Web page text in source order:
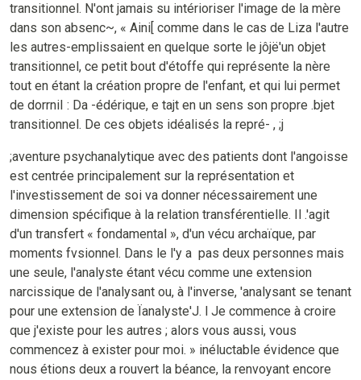
transitionnel. N'ont jamais su intérioriser l'image de la mère
dans son absenc~, « Aini[ comme dans le cas de Liza l'autre
les autres-emplissaient en quelque sorte le jôjë'un objet
transitionnel, ce petit bout d'étoffe qui représente la nère
tout en étant la création propre de l'enfant, et qui lui permet
de dorrniI : Da -édérique, e tajt en un sens son propre .bjet
transitionnel. De ces objets idéalisés la repré- , ;j
;aventure psychanalytique avec des patients dont l'angoisse
est centrée principalement sur la représentation et
l'investissement de soi va donner nécessairement une
dimension spécifique à la relation transférentielle. Il .'agit
d'un transfert « fondamental », d'un vécu archaïque, par
moments fvsionnel. Dans le l'y a pas deux personnes mais
une seule, l'analyste étant vécu comme une extension
narcissique de l'analysant ou, à l'inverse, 'analysant se tenant
pour une extension de Ïanalyste'J. l Je commence à croire
que j'existe pour les autres ; alors vous aussi, vous
commencez à exister pour moi. » inéluctable évidence que
nous étions deux a rouvert la béance, la renvoyant encore